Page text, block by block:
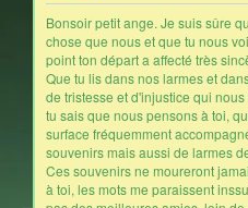
Bonsoir petit ange. Je suis sûre
chose que nous et que tu nous
point ton départ a affecté très
Que tu lis dans nos larmes et
de tristesse et d'injustice qui
tu sais que nous pensons à toi,
surface fréquemment
souvenirs mais aussi de larmes
Ces souvenirs ne moureront
à toi, les mots me paraissent